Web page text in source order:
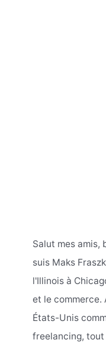
Salut mes amis,
suis Maks
l'Illinois à
et le commerce.
États-Unis
freelancing,